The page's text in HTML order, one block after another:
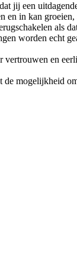
jij een
in kan
als
worden echt
en
mogelijkheid